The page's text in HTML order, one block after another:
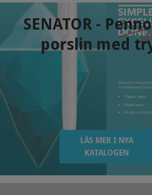
SENATOR -
porslin med
LÄS MER I NYA
KATALOGEN